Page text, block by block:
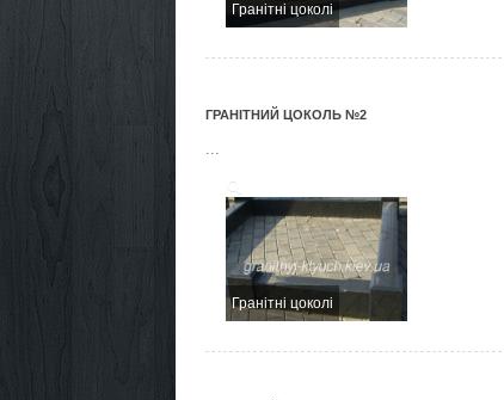
Гранітні цоколі
ГРАНІТНИЙ ЦОКОЛЬ №2
...
Гранітні цоколі